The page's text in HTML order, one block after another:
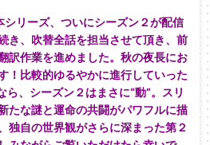
リーズ、ついにシーズン２が配信
き、吹替全話を担当させて頂き、前
訳作業を進めました。秋の夜長にお
！比較的ゆるやかに進行していった
ら、シーズン２はまさに“動”。スリ
たな謎と運命の共闘がパワフルに描
独自の世界観がさらに深まった第２